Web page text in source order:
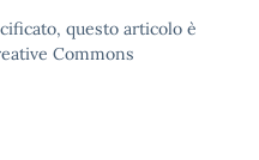
questo articolo è
Commons